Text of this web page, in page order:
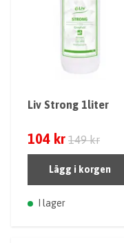
Liv Strong 1liter
104 kr 149 kr
Lägg i korgen
I lager